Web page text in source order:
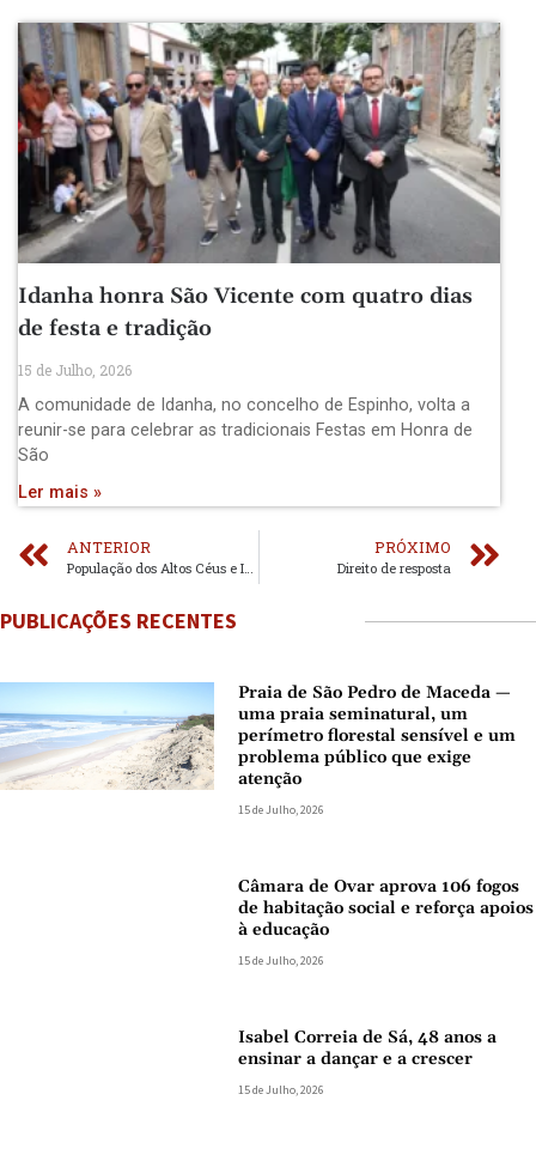
Idanha honra São Vicente com quatro dias
de festa e tradição
15 de Julho, 2026
A comunidade de Idanha, no concelho de Espinho, volta a
reunir-se para celebrar as tradicionais Festas em Honra de
São
Ler mais »
ANTERIOR
População dos Altos Céus e Idanha contra a mudança da USFA para a Ponte de Anta
PRÓXIMO
Direito de resposta
PUBLICAÇÕES RECENTES
Praia de São Pedro de Maceda —
uma praia seminatural, um
perímetro florestal sensível e um
problema público que exige
atenção
15 de Julho, 2026
Câmara de Ovar aprova 106 fogos
de habitação social e reforça apoios
à educação
15 de Julho, 2026
Isabel Correia de Sá, 48 anos a
ensinar a dançar e a crescer
15 de Julho, 2026